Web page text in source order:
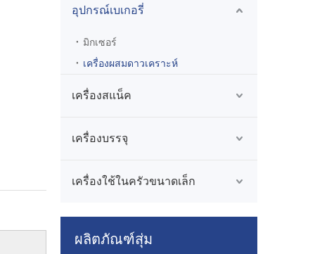
อุปกรณ์เบเกอรี่
มิกเซอร์
เครื่องผสมดาวเคราะห์
เครื่องสแน็ค
เครื่องบรรจุ
เครื่องใช้ในครัวขนาดเล็ก
ผลิตภัณฑ์สุ่ม